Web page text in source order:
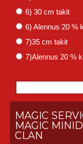
6) 30 cm takit
6) Alennus 20 %
7)35 cm takit
7)Alennus 20 %
MAGIC
MAGIC
CLAN